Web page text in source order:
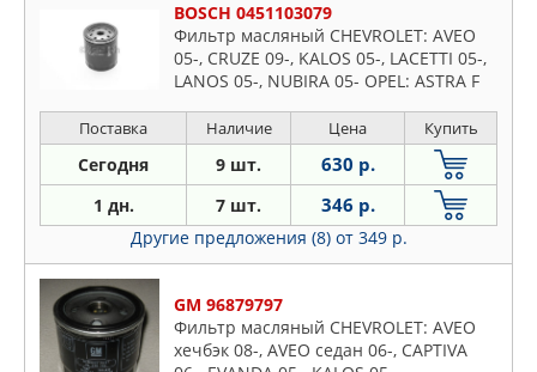
BOSCH 0451103079
Фильтр масляный CHEVROLET: AVEO
05-, CRUZE 09-, KALOS 05-, LACETTI 05-,
LANOS 05-, NUBIRA 05- OPEL: ASTRA F
93-, OMEGA B 94-
Поставка Наличие Цена Купить
Сегодня 9 шт. 630 р.
1 дн. 7 шт. 346 р.
Другие предложения (8) от 349 р.
GM 96879797
Фильтр масляный CHEVROLET: AVEO
хечбэк 08-, AVEO седан 06-, CAPTIVA